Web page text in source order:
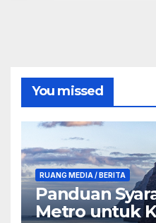
You missed
RUANG MEDIA / BERITA
Panduan
Metro untuk